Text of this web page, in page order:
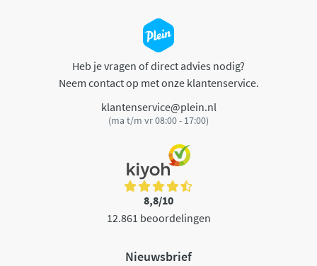
Heb je vragen of direct advies nodig?
Neem contact op met onze klantenservice.
klantenservice@plein.nl
(ma t/m vr 08:00 - 17:00)
8,8/10
12.861 beoordelingen
Nieuwsbrief